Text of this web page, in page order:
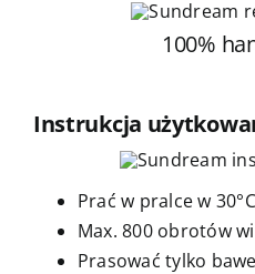
100%
Instrukcja
Prać w pralce w
Max. 800 obrotów
Prasować tylko